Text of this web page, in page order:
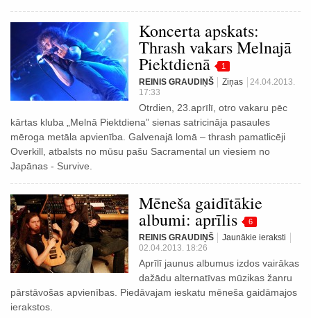
Koncerta apskats:
Thrash vakars Melnajā
Piektdienā 1
REINIS GRAUDIŅŠ Ziņas
24.04.2013.
17:33
Otrdien, 23.aprīlī, otro vakaru pēc
kārtas kluba „Melnā Piektdiena” sienas satricināja pasaules
mēroga metāla apvienība. Galvenajā lomā – thrash pamatlicēji
Overkill, atbalsts no mūsu pašu Sacramental un viesiem no
Japānas - Survive.
Mēneša gaidītākie
albumi: aprīlis 6
REINIS GRAUDIŅŠ
Jaunākie ieraksti
02.04.2013. 18:26
Aprīlī jaunus albumus izdos vairākas
dažādu alternatīvas mūzikas žanru
pārstāvošas apvienības. Piedāvajam ieskatu mēneša gaidāmajos
ierakstos.